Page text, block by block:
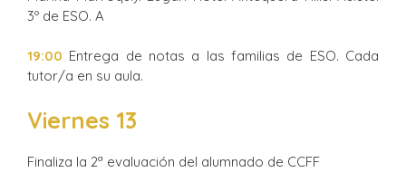
3º de ESO. A
19:00 Entrega de notas a las familias de ESO. Cada
tutor/a en su aula.
Viernes 13
Finaliza la 2ª evaluación del alumnado de CCFF